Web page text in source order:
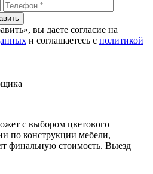
вы даете согласие на
​ и соглашаетесь c политикой
с выбором цветового
по конструкции мебели,
финальную стоимость. Выезд